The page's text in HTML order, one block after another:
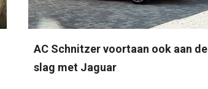
AC Schnitzer voortaan ook aan de
slag met Jaguar